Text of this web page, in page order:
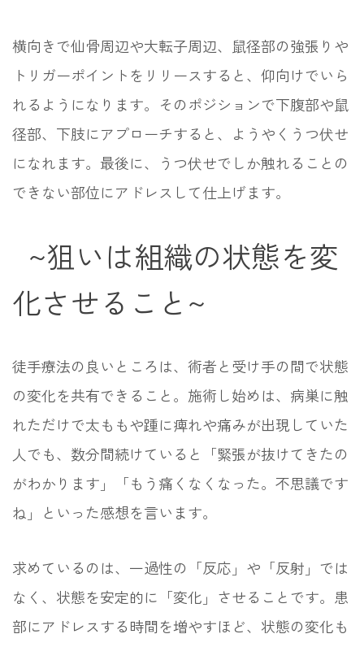
横向きで仙骨周辺や大転子周辺、鼠径部の強張りや
トリガーポイントをリリースすると、仰向けでいら
れるようになります。そのポジションで下腹部や鼠
径部、下肢にアプローチすると、ようやくうつ伏せ
になれます。最後に、うつ伏せでしか触れることの
できない部位にアドレスして仕上げます。
~狙いは組織の状態を変
化させること~
徒手療法の良いところは、術者と受け手の間で状態
の変化を共有できること。施術し始めは、病巣に触
れただけで太ももや踵に痺れや痛みが出現していた
人でも、数分間続けていると「緊張が抜けてきたの
がわかります」「もう痛くなくなった。不思議です
ね」といった感想を言います。
求めているのは、一過性の「反応」や「反射」では
なく、状態を安定的に「変化」させることです。患
部にアドレスする時間を増やすほど、状態の変化も